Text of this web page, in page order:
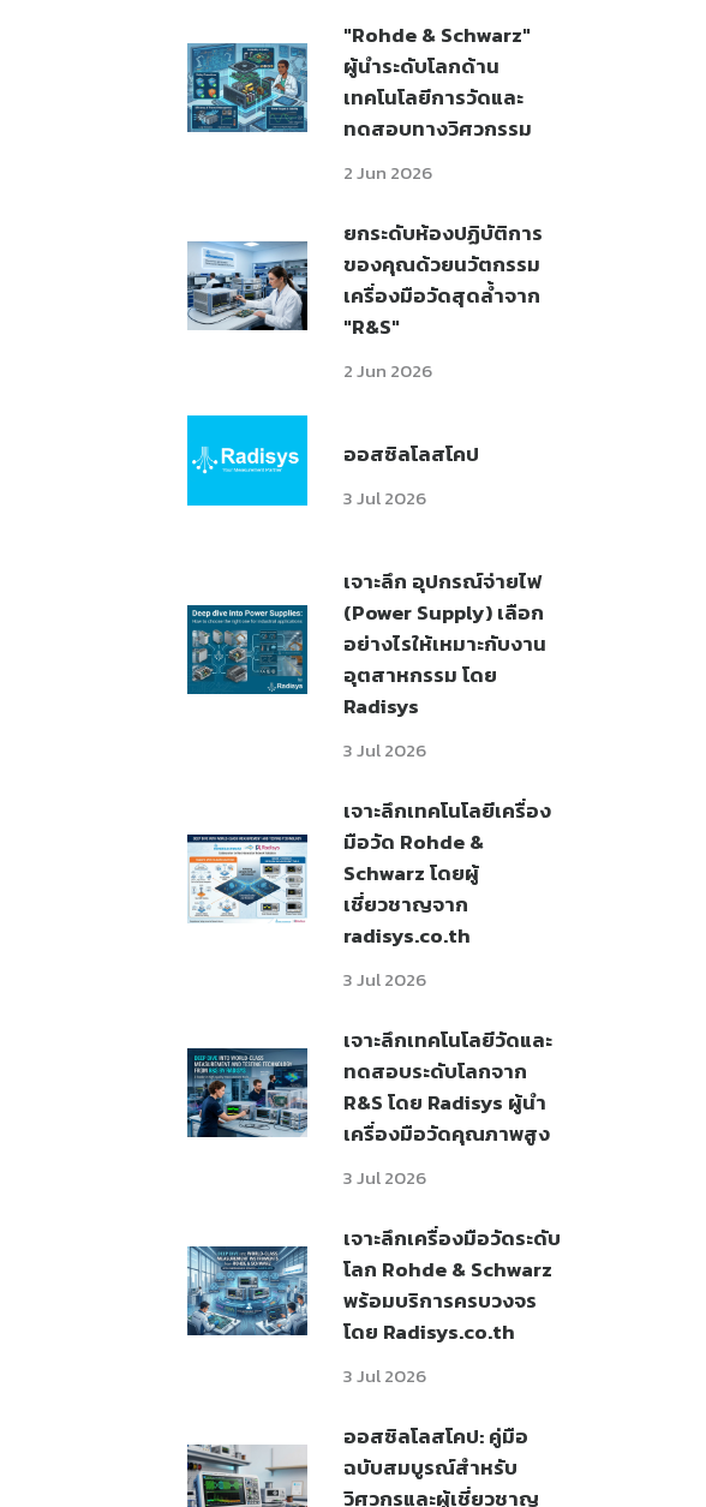
"Rohde & Schwarz"
ผู้นำระดับโลกด้าน
เทคโนโลยีการวัดและ
ทดสอบทางวิศวกรรม
2 Jun 2026
ยกระดับห้องปฏิบัติการ
ของคุณด้วยนวัตกรรม
เครื่องมือวัดสุดล้ำจาก
"R&S"
2 Jun 2026
ออสซิลโลสโคป
3 Jul 2026
เจาะลึก อุปกรณ์จ่ายไฟ
(Power Supply) เลือก
อย่างไรให้เหมาะกับงาน
อุตสาหกรรม โดย
Radisys
3 Jul 2026
เจาะลึกเทคโนโลยีเครื่อง
มือวัด Rohde &
Schwarz โดยผู้
เชี่ยวชาญจาก
radisys.co.th
3 Jul 2026
เจาะลึกเทคโนโลยีวัดและ
ทดสอบระดับโลกจาก
R&S โดย Radisys ผู้นำ
เครื่องมือวัดคุณภาพสูง
3 Jul 2026
เจาะลึกเครื่องมือวัดระดับ
โลก Rohde & Schwarz
พร้อมบริการครบวงจร
โดย Radisys.co.th
3 Jul 2026
ออสซิลโลสโคป: คู่มือ
ฉบับสมบูรณ์สำหรับ
วิศวกรและผู้เชี่ยวชาญ